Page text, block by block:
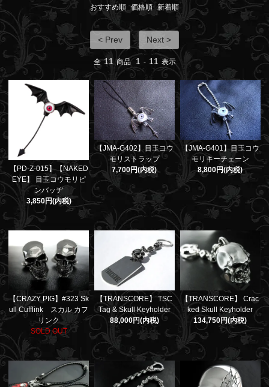
おすすめ順 価格順 新着順
< Prev Next >
全 11 商品 1 - 11 表示
【PD-Z-015】【NAKED
EYE】 目玉コウモリピ
ンバッヂ
3,850円(内税)
【JMA-G402】目玉コウ
モリストラップ
7,700円(内税)
【JMA-G401】目玉コウ
モリキーチェーン
8,800円(内税)
【CRAZY PIG】#323 Sk
ull Cufflink スカル カフ
リンク
SOLD OUT
【TRANSCORE】 TSC
Tag & Skull Keyholder
88,000円(内税)
【TRANSCORE】 Crac
ked Skull Keyholder
134,750円(内税)